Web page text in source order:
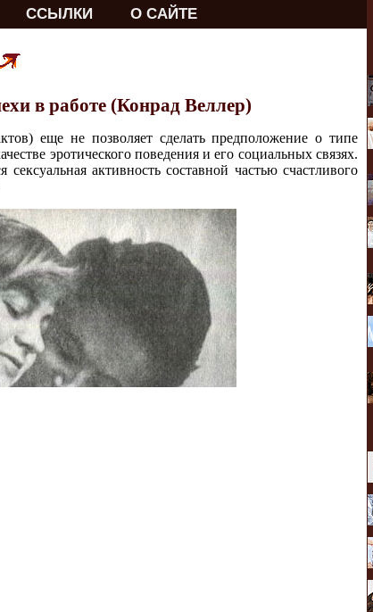
ССЫЛКИ О САЙТЕ
в работе (Конрад Веллер)
еще не позволяет сделать предположение о типе
эротического поведения и его социальных связях.
активность составной частью счастливого